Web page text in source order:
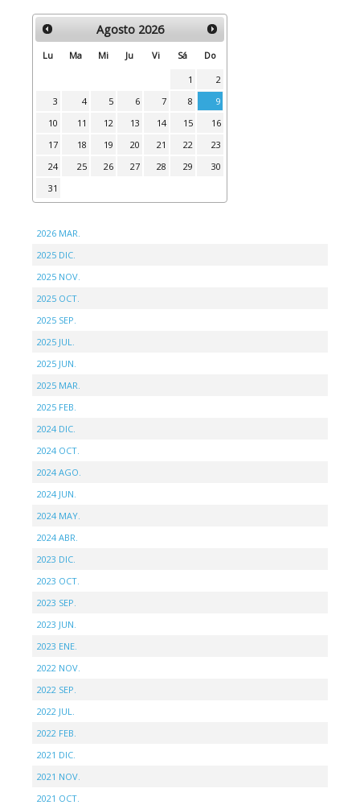
Agosto 2026
Lu Ma Mi Ju Vi Sá Do
1
2
3
4 5 6 7 8
9
10
11 12 13 14 15
16
17
18 19 20 21 22
23
24
25 26 27 28 29
30
31
2026 MAR.
2025 DIC.
2025 NOV.
2025 OCT.
2025 SEP.
2025 JUL.
2025 JUN.
2025 MAR.
2025 FEB.
2024 DIC.
2024 OCT.
2024 AGO.
2024 JUN.
2024 MAY.
2024 ABR.
2023 DIC.
2023 OCT.
2023 SEP.
2023 JUN.
2023 ENE.
2022 NOV.
2022 SEP.
2022 JUL.
2022 FEB.
2021 DIC.
2021 NOV.
2021 OCT.